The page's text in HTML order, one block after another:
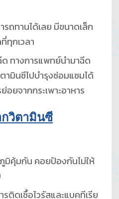
ถทานได้เลย มีขนาดเล็ก
ทุกเวลา
ทางการแพทย์นำมาฉีด
ตามินซีไปบำรุงซ่อมแซมได้
ยจากกระเพาะอาหาร
วิตามินซี
มิคุ้มกัน คอยป้องกันไม่ให้
ติดเชื้อไวรัสและแบคทีเรีย